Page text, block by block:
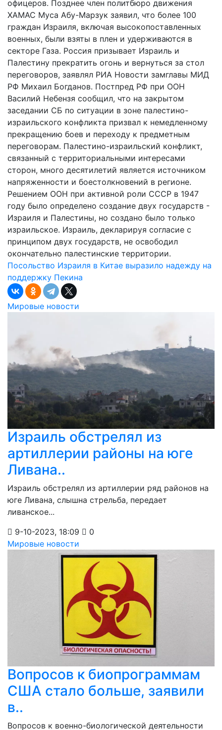
офицеров. Позднее член политбюро движения
ХАМАС Муса Абу-Марзук заявил, что более 100
граждан Израиля, включая высокопоставленных
военных, были взяты в плен и удерживаются в
секторе Газа. Россия призывает Израиль и
Палестину прекратить огонь и вернуться за стол
переговоров, заявлял РИА Новости замглавы МИД
РФ Михаил Богданов. Постпред РФ при ООН
Василий Небензя сообщил, что на закрытом
заседании СБ по ситуации в зоне палестино-
израильского конфликта призвал к немедленному
прекращению боев и переходу к предметным
переговорам. Палестино-израильский конфликт,
связанный с территориальными интересами
сторон, много десятилетий является источником
напряженности и боестолкновений в регионе.
Решением ООН при активной роли СССР в 1947
году было определено создание двух государств -
Израиля и Палестины, но создано было только
израильское. Израиль, декларируя согласие с
принципом двух государств, не освободил
окончательно палестинские территории.
Посольство Израиля в Китае выразило надежду на
поддержку Пекина
Мировые новости
Израиль обстрелял из
артиллерии районы на юге
Ливана..
Израиль обстрелял из артиллерии ряд районов на
юге Ливана, слышна стрельба, передает
ливанское...
9-10-2023, 18:09
0
Мировые новости
Вопросов к биопрограммам
США стало больше, заявили
в..
Вопросов к военно-биологической деятельности